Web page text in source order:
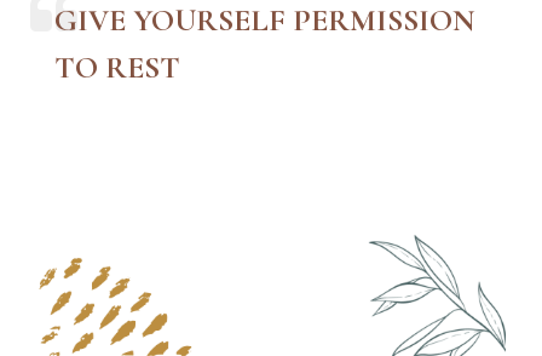
GIVE YOURSELF PERMISSION
TO REST